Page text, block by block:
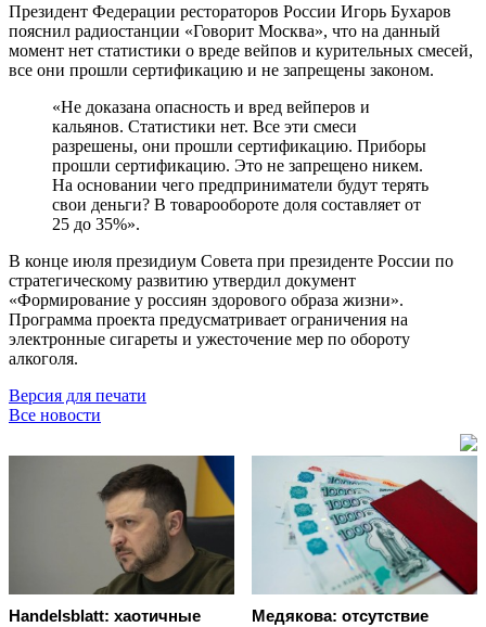
Президент Федерации рестораторов России Игорь Бухаров
пояснил радиостанции «Говорит Москва», что на данный
момент нет статистики о вреде вейпов и курительных смесей,
все они прошли сертификацию и не запрещены законом.
«Не доказана опасность и вред вейперов и
кальянов. Статистики нет. Все эти смеси
разрешены, они прошли сертификацию. Приборы
прошли сертификацию. Это не запрещено никем.
На основании чего предприниматели будут терять
свои деньги? В товарообороте доля составляет от
25 до 35%».
В конце июля президиум Совета при президенте России по
стратегическому развитию утвердил документ
«Формирование у россиян здорового образа жизни».
Программа проекта предусматривает ограничения на
электронные сигареты и ужесточение мер по обороту
алкоголя.
Версия для печати
Все новости
Handelsblatt: хаотичные
Медякова: отсутствие